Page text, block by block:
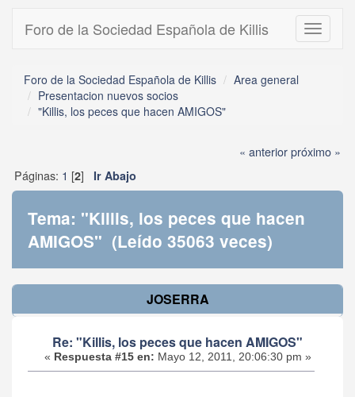
Toggle
Foro de la Sociedad Española de Killis
Foro de la Sociedad Española de Killis
Area general
Presentacion nuevos socios
"Killis, los peces que hacen AMIGOS"
« anteriorpróximo »
Páginas: 1 [2] Ir Abajo
Tema: "Killis, los peces que hacen
AMIGOS" (Leído 35063 veces)
JOSERRA
Re: "Killis, los peces que hacen AMIGOS"
« Respuesta #15 en: Mayo 12, 2011, 20:06:30 pm »